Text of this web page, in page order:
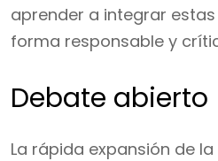
aprender a integrar
forma responsable y
Debate abierto
La rápida expansión de